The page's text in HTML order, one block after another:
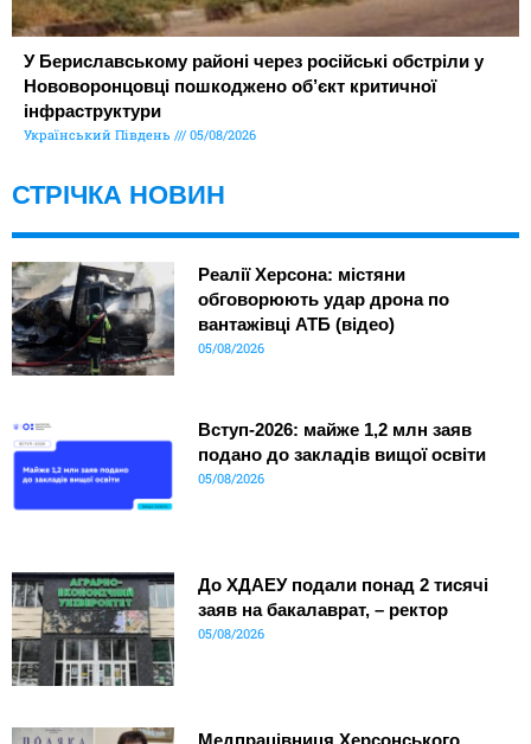
У Бериславському районі через російські обстріли у
Нововоронцовці пошкоджено об’єкт критичної
інфраструктури
Український Південь 05/08/2026
СТРІЧКА НОВИН
Реалії Херсона: містяни
обговорюють удар дрона по
вантажівці АТБ (відео)
05/08/2026
Вступ-2026: майже 1,2 млн заяв
подано до закладів вищої освіти
05/08/2026
До ХДАЕУ подали понад 2 тисячі
заяв на бакалаврат, – ректор
05/08/2026
Медпрацівниця Херсонського